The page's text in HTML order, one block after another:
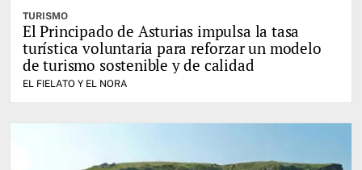
TURISMO
El Principado de Asturias impulsa la tasa
turística voluntaria para reforzar un modelo
de turismo sostenible y de calidad
EL FIELATO Y EL NORA